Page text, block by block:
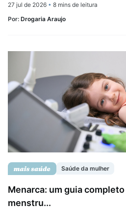
27 jul de 2026 • 8 mins de leitura
Por: Drogaria Araujo
Saúde da mulher
Menarca: um guia
menstru...